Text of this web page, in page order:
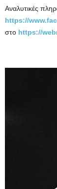
Αναλυτικές
https://
στο https://